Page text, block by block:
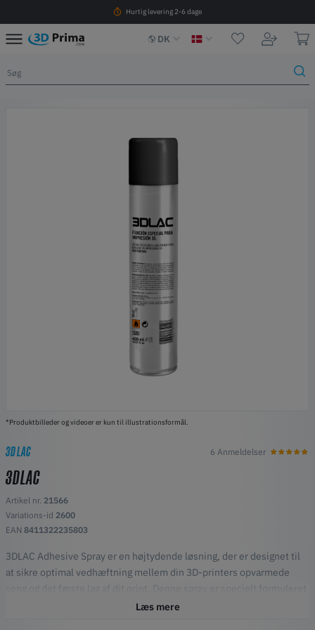
Hurtig levering 2-6 dage
DK
*Produktbilleder og videoer er kun til illustrationsformål.
3DLAC 6 Anmeldelser
3DLAC
Artikel nr. 21566
Variations-id 2600
EAN 8411322235803
3DLAC Adhesive Spray er en højtydende løsning, der er designet til
at sikre optimal vedhæftning mellem din 3D-printers opvarmede
seng og det første lag af dit print. Denne spray er specielt formuleret
til FDM/FFF 3D-printning og forhindrer almindelige problemer som
Læs mere